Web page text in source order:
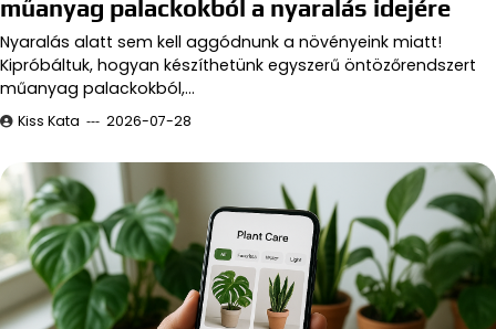
műanyag palackokból a nyaralás idejére
Nyaralás alatt sem kell aggódnunk a növényeink miatt!
Kipróbáltuk, hogyan készíthetünk egyszerű öntözőrendszert
műanyag palackokból,…
Kiss Kata 2026-07-28